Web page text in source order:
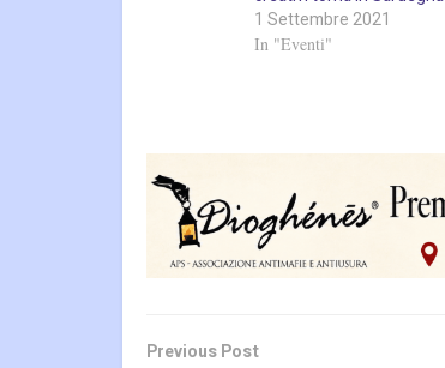
1 Settembre 2021
In "Eventi"
Previous Post